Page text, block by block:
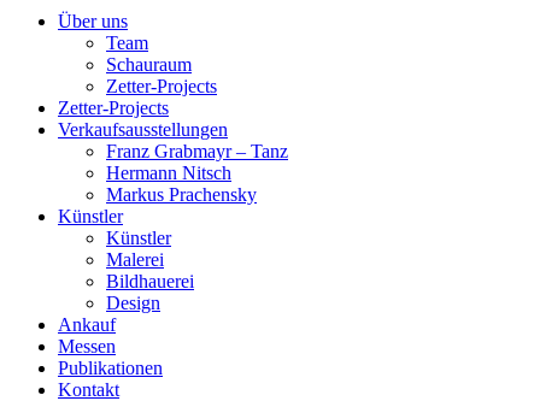
Über uns
Team
Schauraum
Zetter-Projects
Zetter-Projects
Verkaufsausstellungen
Franz Grabmayr – Tanz
Hermann Nitsch
Markus Prachensky
Künstler
Künstler
Malerei
Bildhauerei
Design
Ankauf
Messen
Publikationen
Kontakt